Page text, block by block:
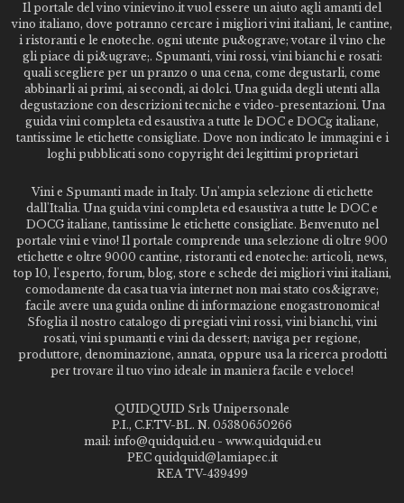
Il portale del vino vinievino.it vuol essere un aiuto agli amanti del
vino italiano, dove potranno cercare i migliori vini italiani, le cantine,
i ristoranti e le enoteche. ogni utente pu&ograve; votare il vino che
gli piace di pi&ugrave;. Spumanti, vini rossi, vini bianchi e rosati:
quali scegliere per un pranzo o una cena, come degustarli, come
abbinarli ai primi, ai secondi, ai dolci. Una guida degli utenti alla
degustazione con descrizioni tecniche e video-presentazioni. Una
guida vini completa ed esaustiva a tutte le DOC e DOCg italiane,
tantissime le etichette consigliate. Dove non indicato le immagini e i
loghi pubblicati sono copyright dei legittimi proprietari
Vini e Spumanti made in Italy. Un'ampia selezione di etichette
dall'Italia. Una guida vini completa ed esaustiva a tutte le DOC e
DOCG italiane, tantissime le etichette consigliate. Benvenuto nel
portale vini e vino! Il portale comprende una selezione di oltre 900
etichette e oltre 9000 cantine, ristoranti ed enoteche: articoli, news,
top 10, l'esperto, forum, blog, store e schede dei migliori vini italiani,
comodamente da casa tua via internet non mai stato cos&igrave;
facile avere una guida online di informazione enogastronomica!
Sfoglia il nostro catalogo di pregiati vini rossi, vini bianchi, vini
rosati, vini spumanti e vini da dessert; naviga per regione,
produttore, denominazione, annata, oppure usa la ricerca prodotti
per trovare il tuo vino ideale in maniera facile e veloce!
QUIDQUID Srls Unipersonale
P.I., C.F.TV-BL. N. 05380650266
mail: info@quidquid.eu - www.quidquid.eu
PEC quidquid@lamiapec.it
REA TV-439499